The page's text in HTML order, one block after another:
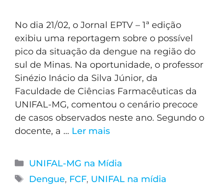
No dia 21/02, o Jornal EPTV – 1ª edição
exibiu uma reportagem sobre o possível
pico da situação da dengue na região do
sul de Minas. Na oportunidade, o professor
Sinézio Inácio da Silva Júnior, da
Faculdade de Ciências Farmacêuticas da
UNIFAL-MG, comentou o cenário precoce
de casos observados neste ano. Segundo o
docente, a … Ler mais
UNIFAL-MG na Mídia
Dengue, FCF, UNIFAL na mídia